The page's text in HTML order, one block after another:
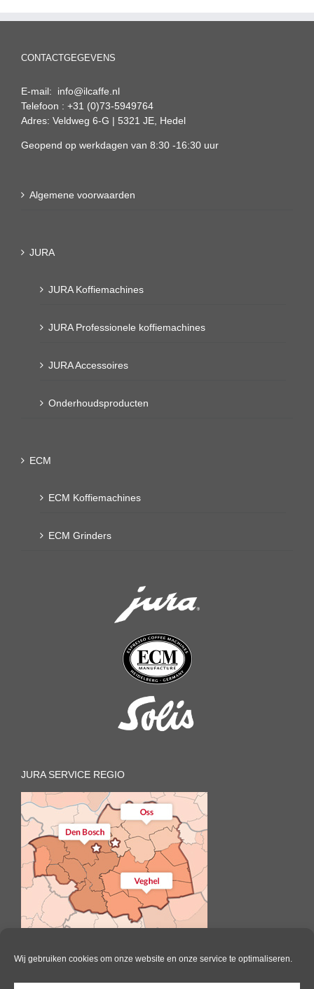
Wij gebruiken cookies om onze website en onze service te optimaliseren.
CONTACTGEGEVENS
E-mail: info@ilcaffe.nl
Telefoon : +31 (0)73-5949764
Adres: Veldweg 6-G | 5321 JE, Hedel
Geopend op werkdagen van 8:30 -16:30 uur
Algemene voorwaarden
JURA
JURA Koffiemachines
JURA Professionele koffiemachines
JURA Accessoires
Onderhoudsproducten
ECM
ECM Koffiemachines
ECM Grinders
JURA SERVICE REGIO